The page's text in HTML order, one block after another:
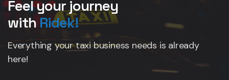
Feel your journey
with Ridek!
Everything your taxi business needs is already
here!